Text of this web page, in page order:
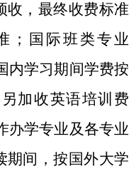
收，最终收费标准
；国际班类专业
内学习期间学费按
加收英语培训费
办学专业及各专业
期间，按国外大学